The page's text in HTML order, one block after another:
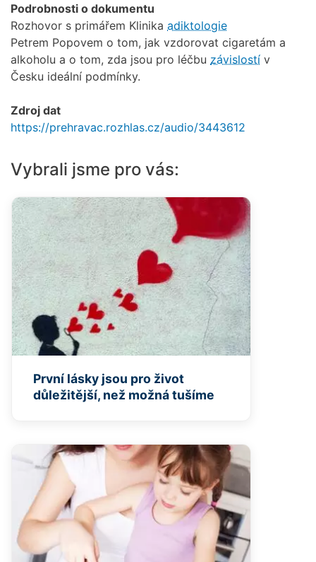
Podrobnosti o dokumentu
Rozhovor s primářem Klinika adiktologie
Petrem Popovem o tom, jak vzdorovat cigaretám a
alkoholu a o tom, zda jsou pro léčbu závislostí v
Česku ideální podmínky.
Zdroj dat
https://prehravac.rozhlas.cz/audio/3443612
Vybrali jsme pro vás:
První lásky jsou pro život
důležitější, než možná tušíme